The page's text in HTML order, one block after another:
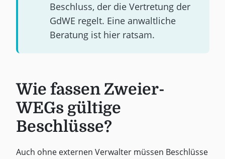
Beschluss, der die Vertretung der
GdWE regelt. Eine anwaltliche
Beratung ist hier ratsam.
Wie fassen Zweier-
WEGs gültige
Beschlüsse?
Auch ohne externen Verwalter müssen Beschlüsse